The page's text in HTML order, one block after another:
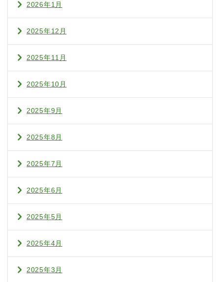
2026年1月
2025年12月
2025年11月
2025年10月
2025年9月
2025年8月
2025年7月
2025年6月
2025年5月
2025年4月
2025年3月